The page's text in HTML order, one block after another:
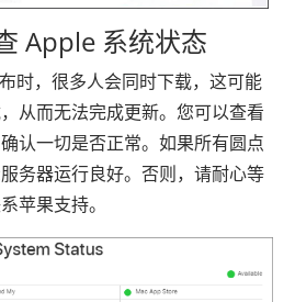
Apple 系统状态
时，很多人会同时下载，这可能
从而无法完成更新。您可以查看
认一切是否正常。如果所有圆点
务器运行良好。否则，请耐心等
苹果支持。